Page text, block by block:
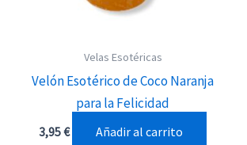
Velas Esotéricas
Velón Esotérico de Coco Naranja
para la Felicidad
3,95€ Añadir al carrito